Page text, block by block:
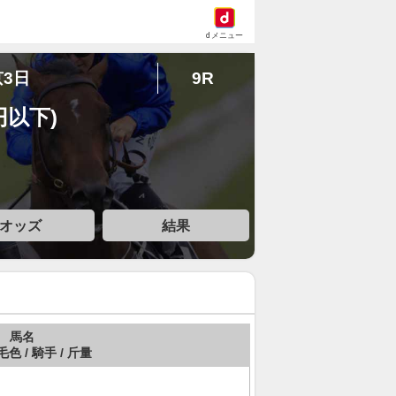
dメニュー
日 9R
以下)
オッズ 結果
馬名
色 / 騎手 / 斤量